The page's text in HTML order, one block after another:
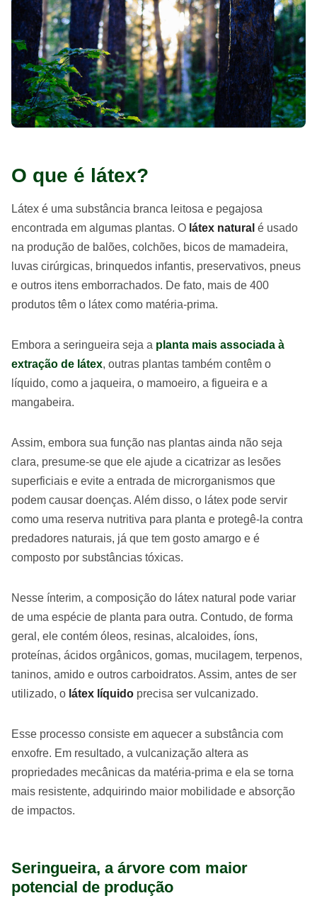
O que é látex?
Látex é uma substância branca leitosa e pegajosa
encontrada em algumas plantas. O látex natural é usado
na produção de balões, colchões, bicos de mamadeira,
luvas cirúrgicas, brinquedos infantis, preservativos, pneus
e outros itens emborrachados. De fato, mais de 400
produtos têm o látex como matéria-prima.
Embora a seringueira seja a planta mais associada à
extração de látex, outras plantas também contêm o
líquido, como a jaqueira, o mamoeiro, a figueira e a
mangabeira.
Assim, embora sua função nas plantas ainda não seja
clara, presume-se que ele ajude a cicatrizar as lesões
superficiais e evite a entrada de microrganismos que
podem causar doenças. Além disso, o látex pode servir
como uma reserva nutritiva para planta e protegê-la contra
predadores naturais, já que tem gosto amargo e é
composto por substâncias tóxicas.
Nesse ínterim, a composição do látex natural pode variar
de uma espécie de planta para outra. Contudo, de forma
geral, ele contém óleos, resinas, alcaloides, íons,
proteínas, ácidos orgânicos, gomas, mucilagem, terpenos,
taninos, amido e outros carboidratos. Assim, antes de ser
utilizado, o látex líquido precisa ser vulcanizado.
Esse processo consiste em aquecer a substância com
enxofre. Em resultado, a vulcanização altera as
propriedades mecânicas da matéria-prima e ela se torna
mais resistente, adquirindo maior mobilidade e absorção
de impactos.
Seringueira, a árvore com maior
potencial de produção